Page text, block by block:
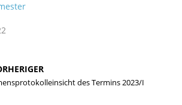
des Termins 2023/I